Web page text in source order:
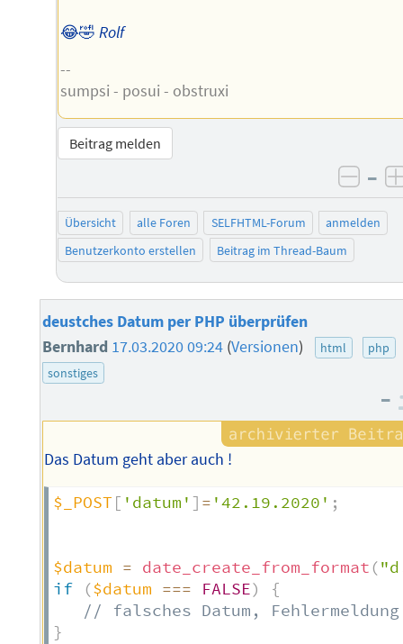
😂🤣Rolf
--
sumpsi - posui - obstruxi
Beitrag melden
–
Übersicht alle Foren SELFHTML-Forum
anmelden
Benutzerkonto erstellen
Beitrag im Thread-Baum
deustches Datum per PHP überprüfen
Bernhard 17.03.2020 09:24 (Versionen) html
php
sonstiges
–
Das Datum geht aber auch !
$_POST [ 'datum' ] = '42.19.2020' ;
$datum = date_create_from_format (
if
($datum === FALSE)
{
// falsches Datum, Fehlermeldung
}